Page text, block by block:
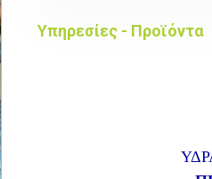
Υπηρεσίες - Προϊόντα